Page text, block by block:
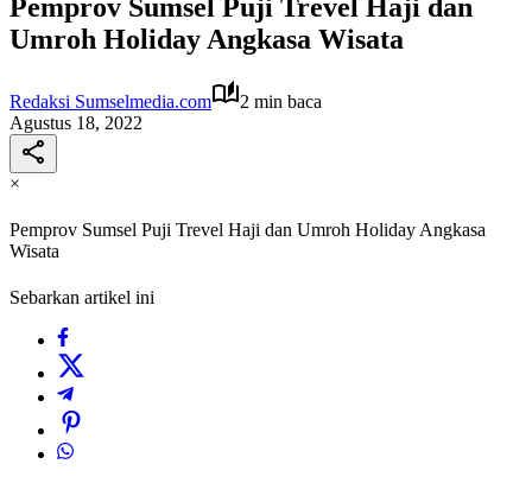
Pemprov Sumsel Puji Trevel Haji dan
Umroh Holiday Angkasa Wisata
Redaksi Sumselmedia.com
2 min baca
Agustus 18, 2022
×
Pemprov Sumsel Puji Trevel Haji dan Umroh Holiday Angkasa
Wisata
Sebarkan artikel ini